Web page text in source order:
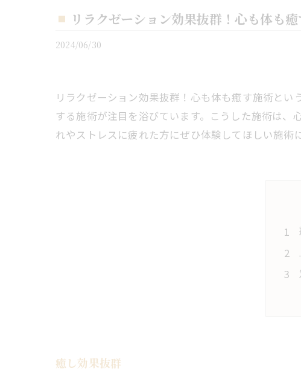
リラクゼーション効果抜群！心も体も
2024/06/30
リラクゼーション効果抜群！心も体も癒す施術と
する施術が注目を浴びています。こうした施術は
れやストレスに疲れた方にぜひ体験してほしい施術
癒し効果抜群